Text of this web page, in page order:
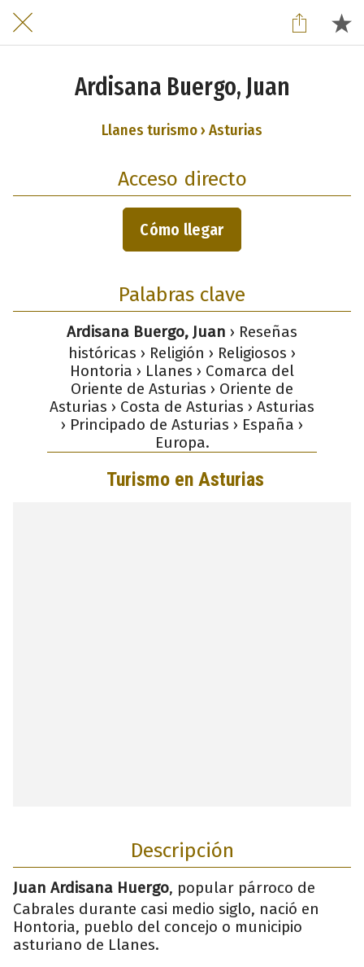
Ardisana Buergo, Juan
Llanes turismo › Asturias
Acceso directo
Cómo llegar
Palabras clave
Ardisana Buergo, Juan › Reseñas
históricas › Religión › Religiosos ›
Hontoria › Llanes › Comarca del
Oriente de Asturias › Oriente de
Asturias › Costa de Asturias › Asturias
› Principado de Asturias › España ›
Europa.
Descripción
Juan Ardisana Huergo, popular párroco de
Cabrales durante casi medio siglo, nació en
Hontoria, pueblo del concejo o municipio
asturiano de Llanes.